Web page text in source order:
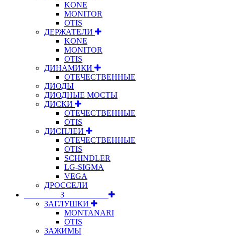
KONE
MONITOR
OTIS
ДЕРЖАТЕЛИ
KONE
MONITOR
OTIS
ДИНАМИКИ
ОТЕЧЕСТВЕННЫЕ
ДИОДЫ
ДИОДНЫЕ МОСТЫ
ДИСКИ
ОТЕЧЕСТВЕННЫЕ
OTIS
ДИСПЛЕИ
ОТЕЧЕСТВЕННЫЕ
OTIS
SCHINDLER
LG-SIGMA
VEGA
ДРОССЕЛИ
⠀⠀⠀⠀⠀⠀З⠀⠀⠀⠀⠀⠀⠀
ЗАГЛУШКИ
MONTANARI
OTIS
ЗАЖИМЫ